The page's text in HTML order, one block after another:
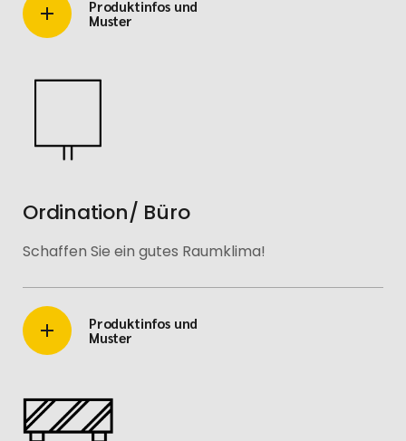
Produktinfos und
Muster
Ordination/ Büro
Schaffen Sie ein gutes Raumklima!
Produktinfos und
Muster